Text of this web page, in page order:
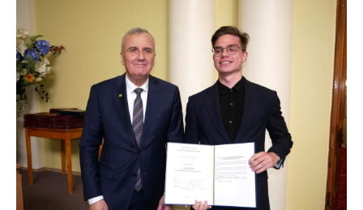
СТРУКТУРА
Президія НАН України
Апарат Президії
Секція фізико-технічних і математичних
наук
Секція хімічних і біологічних наук
Секція суспільних і гуманітарних наук